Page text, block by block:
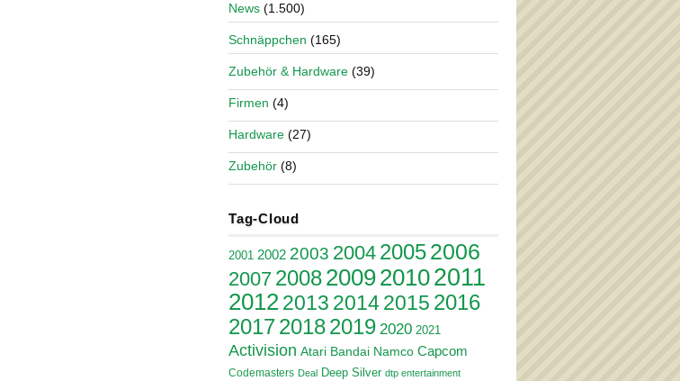
News (1.500)
Schnäppchen (165)
Zubehör & Hardware (39)
Firmen (4)
Hardware (27)
Zubehör (8)
Tag-Cloud
2001 2002 2003 2004 20052006
2007 2008200920102011
20122013 20142015 2016
201720182019 2020 2021
Activision Atari Bandai Namco Capcom
Codemasters Deal Deep Silver dtp entertainment